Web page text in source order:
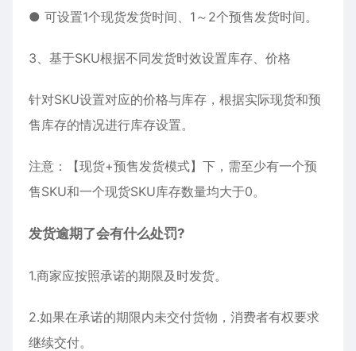
● 可设置1个现货发货时间、1～2个预售发货时间。
3、基于SKU根据不同发货时效设置库存、价格
针对SKU设置对应的价格与库存，根据实际现货和预
售库存的情况进行库存设置。
注意：【现货+预售发货模式】下，需至少有一个预
售SKU和一个现货SKU库存数量均大于0。
发货逾期了会有什么处罚?
1.商家应按照承诺的期限及时发货。
2.如果在承诺的期限内未交付货物，消费者有权要求
继续交付。